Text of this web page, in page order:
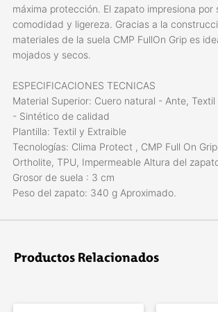
máxima protección. El zapato impresiona por
comodidad y ligereza. Gracias a la
materiales de la suela CMP FullOn Grip es
mojados y secos.
ESPECIFICACIONES TECNICAS
Material Superior: Cuero natural - Ante,
- Sintético de calidad
Plantilla: Textil y Extraible
Tecnologías: Clima Protect , CMP Full On Grip
Ortholite, TPU, Impermeable Altura del
Grosor de suela : 3 cm
Peso del zapato: 340 g Aproximado.
Productos Relacionados